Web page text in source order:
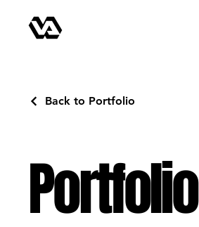
Back to Portfolio
Portfolio